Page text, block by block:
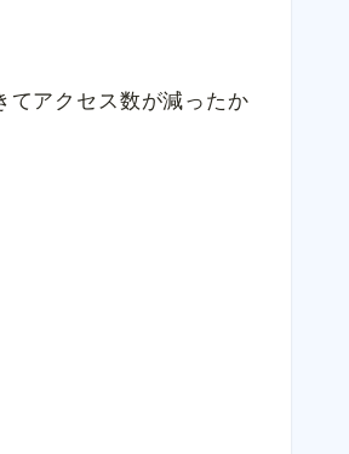
てアクセス数が減ったか